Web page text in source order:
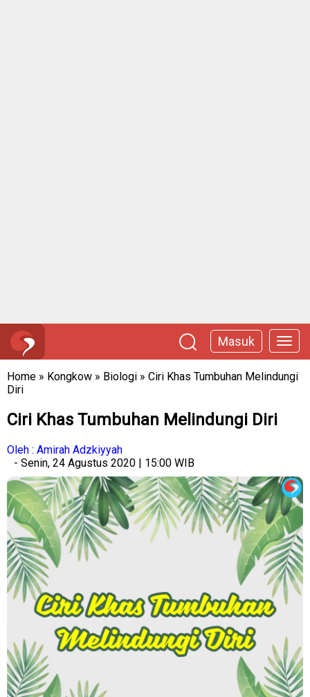
Masuk
Home » Kongkow » Biologi » Ciri Khas Tumbuhan Melindungi
Diri
Ciri Khas Tumbuhan Melindungi Diri
Oleh : Amirah Adzkiyyah
- Senin, 24 Agustus 2020 | 15:00 WIB